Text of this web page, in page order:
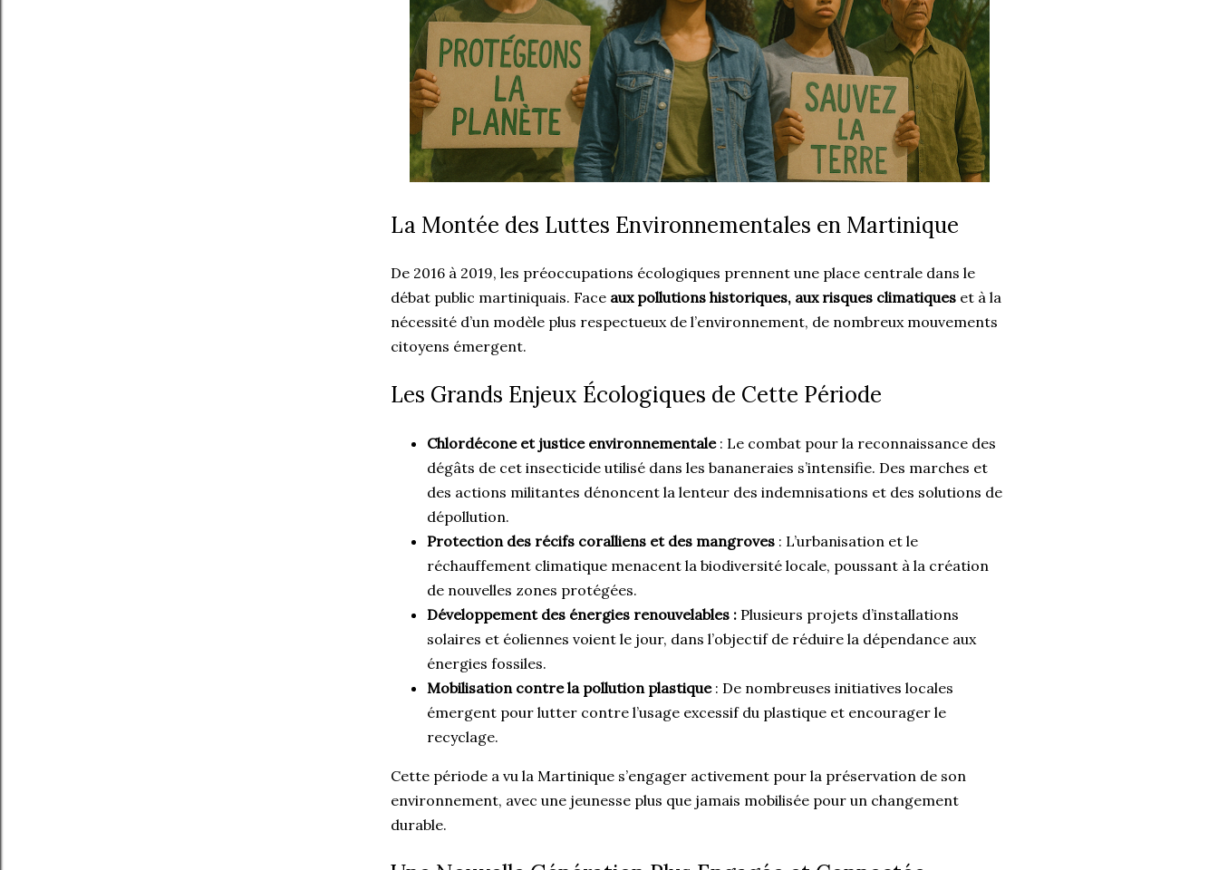
La Montée des Luttes Environnementales en Martinique
De 2016 à 2019, les préoccupations écologiques prennent une place centrale dans le
débat public martiniquais. Face aux pollutions historiques, aux risques climatiques et à la
nécessité d’un modèle plus respectueux de l’environnement, de nombreux mouvements
citoyens émergent.
Les Grands Enjeux Écologiques de Cette Période
Chlordécone et justice environnementale: Le combat pour la reconnaissance des
dégâts de cet insecticide utilisé dans les bananeraies s’intensifie. Des marches et
des actions militantes dénoncent la lenteur des indemnisations et des solutions de
dépollution.
Protection des récifs coralliens et des mangroves : L’urbanisation et le
réchauffement climatique menacent la biodiversité locale, poussant à la création
de nouvelles zones protégées.
Développement des énergies renouvelables : Plusieurs projets d’installations
solaires et éoliennes voient le jour, dans l’objectif de réduire la dépendance aux
énergies fossiles.
Mobilisation contre la pollution plastique: De nombreuses initiatives locales
émergent pour lutter contre l’usage excessif du plastique et encourager le
recyclage.
Cette période a vu la Martinique s’engager activement pour la préservation de son
environnement, avec une jeunesse plus que jamais mobilisée pour un changement
durable.